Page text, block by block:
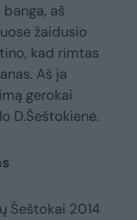
aš
žaidusio
kad rimtas
Aš ja
gerokai
D.Šeštokienė.
Šeštokai 2014